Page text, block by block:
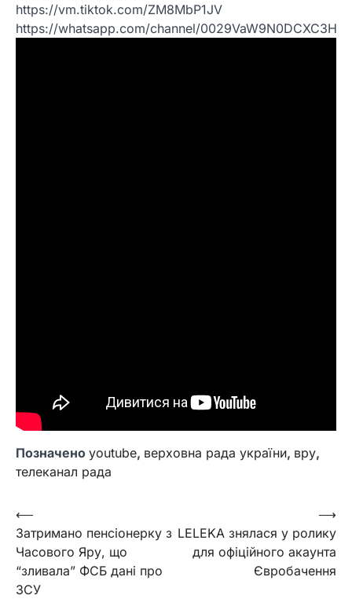
https://vm.tiktok.com/ZM8MbP1JV
https://whatsapp.com/channel/
Позначено youtube, верховна рада україни, вру,
телеканал рада
Навігація
записів
⟵
Затримано пенсіонерку з
Часового Яру, що
“зливала” ФСБ дані про
ЗСУ
LELEKA знялася у ролику
для офіційного акаунта
Євробачення
⟶